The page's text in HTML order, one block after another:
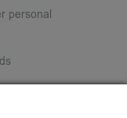
personal